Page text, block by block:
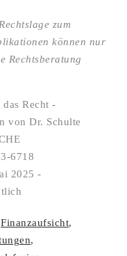
zum
können nur
Rechtsberatung
Recht -
von Dr. Schulte
6718
2025 -
Finanzaufsicht,
,